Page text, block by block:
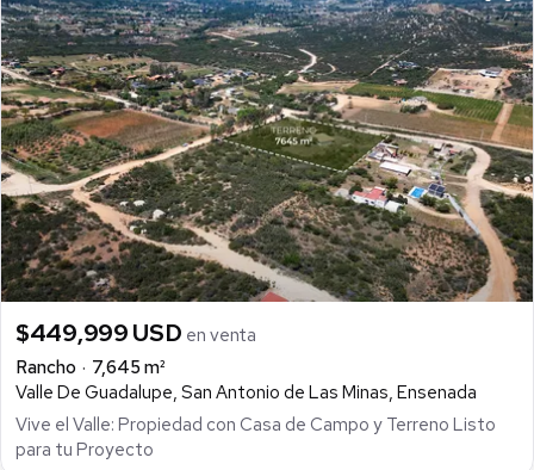
$449,999 USD en venta
Rancho
7,645 m²
Valle De Guadalupe, San Antonio de Las Minas, Ensenada
Vive el Valle: Propiedad con Casa de Campo y Terreno Listo
para tu Proyecto